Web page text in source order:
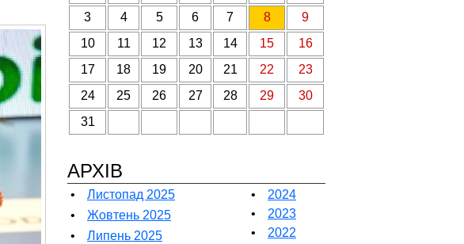
3
4 5 6 7 8
9
10
11 12 13 14 15
16
17
18 19 20 21 22
23
24
25 26 27 28 29
30
31
АРХІВ
•
Листопад 2025
•
Жовтень 2025
•
Липень 2025
•
2024
•
2023
•
2022